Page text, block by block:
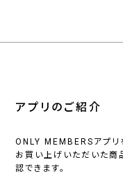
アプリのご紹介
ONLY MEMBERSアプリ
お買い上げいただいた商
認できます。